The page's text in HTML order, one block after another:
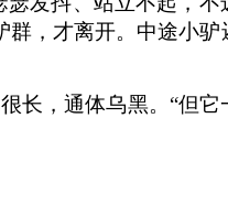
，才离开。中途小
长，通体乌黑。“但它